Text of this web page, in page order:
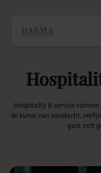
Zakelijk
Decoratie huren
Hospitality & service
de kunst van aandacht,
gast zich